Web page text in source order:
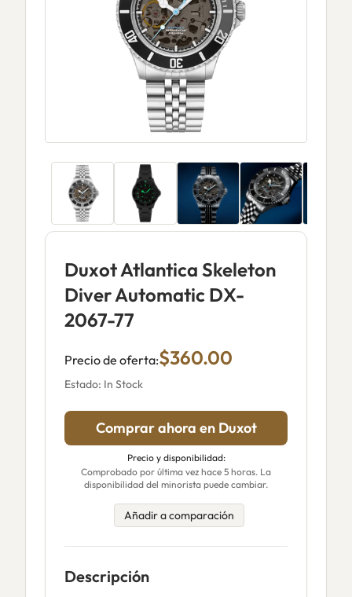
Duxot Atlantica Skeleton
Diver Automatic DX-
2067-77
Precio de oferta:$360.00
Estado: In Stock
Comprar ahora en Duxot
Precio y disponibilidad:
Comprobado por última vez hace 5 horas. La
disponibilidad del minorista puede cambiar.
Añadir a comparación
Descripción